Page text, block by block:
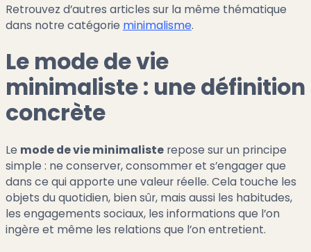
Retrouvez d’autres articles sur la même thématique
dans notre catégorie minimalisme.
Le mode de vie
minimaliste : une définition
concrète
Le mode de vie minimalisterepose sur un principe
simple : ne conserver, consommer et s’engager que
dans ce qui apporte une valeur réelle. Cela touche les
objets du quotidien, bien sûr, mais aussi les habitudes,
les engagements sociaux, les informations que l’on
ingère et même les relations que l’on entretient.